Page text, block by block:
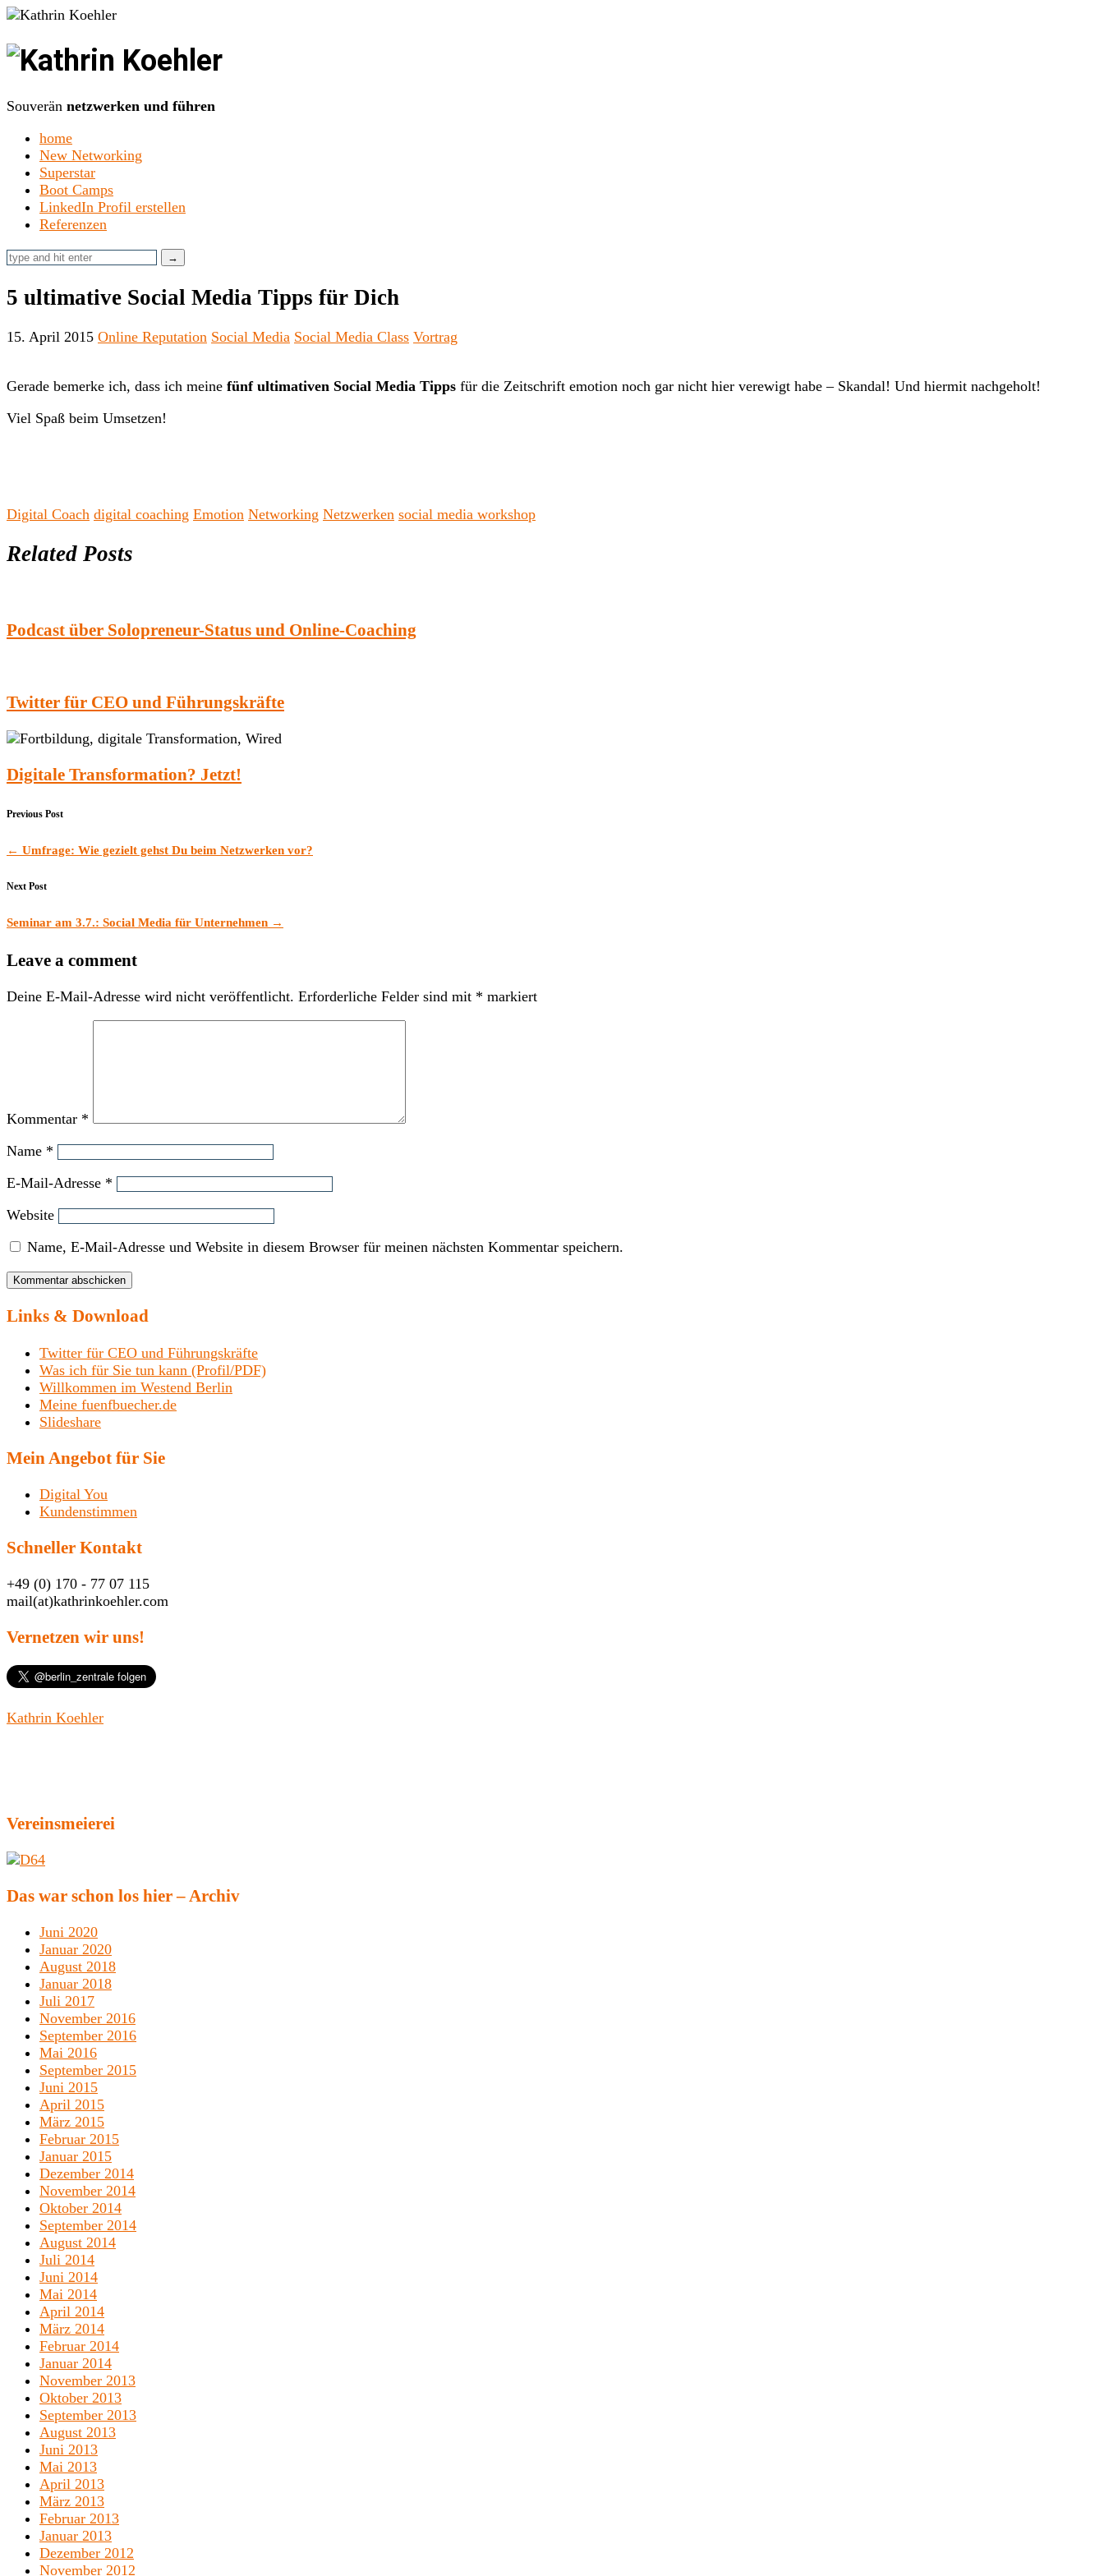
Kathrin
Koehler
Souverän netzwerken und führen
home
New Networking
Superstar
Boot Camps
LinkedIn Profil erstellen
Referenzen
5 ultimative Social Media Tipps für Dich
15. April 2015 Online Reputation Social Media Social Media Class Vortrag
Gerade bemerke ich, dass ich meine fünf ultimativen Social Media Tipps für die Zeitschrift emotion noch gar nicht hier verewigt habe – Skandal! Und hiermit nachgeholt!
Viel Spaß beim Umsetzen!
Digital Coach digital coaching Emotion Networking Netzwerken social media workshop
Related Posts
Podcast über Solopreneur-Status und Online-Coaching
Twitter für CEO und Führungskräfte
Digitale Transformation? Jetzt!
Previous Post
← Umfrage: Wie gezielt gehst Du beim Netzwerken vor?
Next Post
Seminar am 3.7.: Social Media für Unternehmen →
Leave a comment
Deine E-Mail-Adresse wird nicht veröffentlicht. Erforderliche Felder sind mit * markiert
Kommentar *
Name *
E-Mail-Adresse *
Website
Name, E-Mail-Adresse und Website in diesem Browser für meinen nächsten Kommentar speichern.
Links & Download
Twitter für CEO und Führungskräfte
Was ich für Sie tun kann (Profil/PDF)
Willkommen im Westend Berlin
Meine fuenfbuecher.de
Slideshare
Mein Angebot für Sie
Digital You
Kundenstimmen
Schneller Kontakt
+49 (0) 170 - 77 07 115
mail(at)kathrinkoehler.com
Vernetzen wir uns!
Kathrin Koehler
Vereinsmeierei
Das war schon los hier – Archiv
Juni 2020
Januar 2020
August 2018
Januar 2018
Juli 2017
November 2016
September 2016
Mai 2016
September 2015
Juni 2015
April 2015
März 2015
Februar 2015
Januar 2015
Dezember 2014
November 2014
Oktober 2014
September 2014
August 2014
Juli 2014
Juni 2014
Mai 2014
April 2014
März 2014
Februar 2014
Januar 2014
November 2013
Oktober 2013
September 2013
August 2013
Juni 2013
Mai 2013
April 2013
März 2013
Februar 2013
Januar 2013
Dezember 2012
November 2012